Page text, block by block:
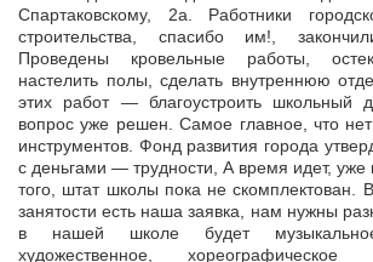
Спартаковскому, 2а. Работники
строительства, спасибо им!,
Проведены кровельные работы,
настелить полы, сделать внутреннюю
этих работ — благоустроить школьный
вопрос уже решен. Самое главное, что
инструментов. Фонд развития города
с деньгами — трудности, А время идет,
того, штат школы пока не скомплектован.
занятости есть наша заявка, нам нужны
в нашей школе будет
художественное,